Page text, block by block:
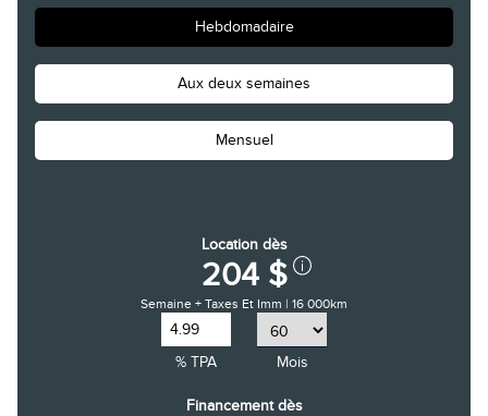
Hebdomadaire
Aux deux semaines
Mensuel
Location dès
204 $
Semaine + Taxes Et Imm | 16 000km
% TPA Mois
Financement dès